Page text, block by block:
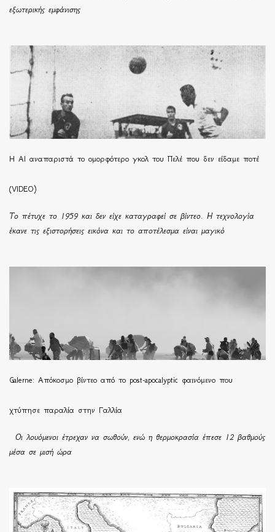
εξωτερικής εμφάνισης
Η ΑΙ αναπαριστά το ομορφότερο γκολ του Πελέ που δεν είδαμε ποτέ
(VIDEO)
Το πέτυχε το 1959 και δεν είχε καταγραφεί σε βίντεο. Η τεχνολογία
έκανε τις εξιστορήσεις εικόνα και το αποτέλεσμα είναι μαγικό
Galerne: Απόκοσμο βίντεο από το post-apocalyptic φαινόμενο που
χτύπησε παραλία στην Γαλλία
Οι λουόμενοι έτρεχαν να σωθούν, ενώ η θερμοκρασία έπεσε 12 βαθμούς
μέσα σε μισή ώρα